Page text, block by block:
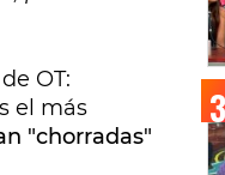
OT:
el más
"chorradas"